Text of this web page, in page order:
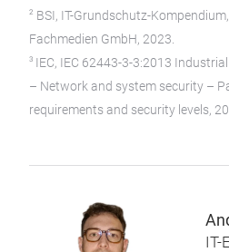
2 BSI, IT-Grundschutz-
Fachmedien GmbH, 2023.
3 IEC, IEC 62443-3-3:2013
– Network and system security –
requirements and security levels,
IT-